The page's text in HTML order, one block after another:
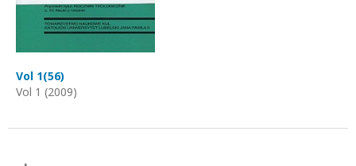
Vol 1(56)
Vol 1 (2009)